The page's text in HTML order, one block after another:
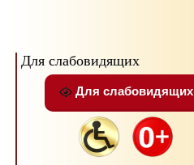
Для слабовидящих
Для слабовидящих